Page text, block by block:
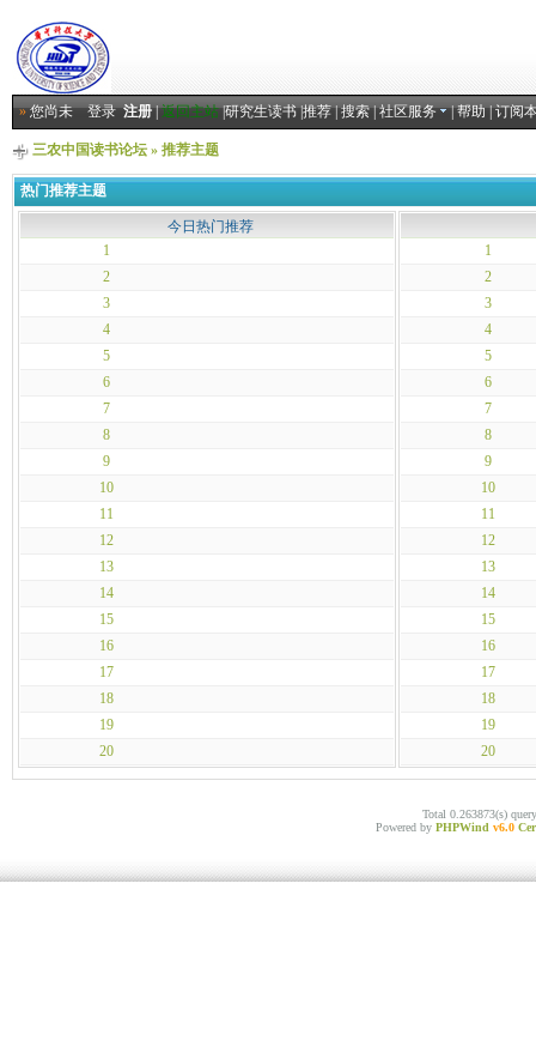
»您尚未登录 注册|返回主站|研究生读书|推荐|搜索|社区服务 |帮助|订阅
三农中国读书论坛» 推荐主题
热门推荐主题
今日热门推荐
1
2
3
4
5
6
7
8
9
10
11
12
13
14
15
16
17
18
19
20
1
2
3
4
5
6
7
8
9
10
11
12
13
14
15
16
17
18
19
20
Total 0.263873(s)
Powered by PHPWind v6.0